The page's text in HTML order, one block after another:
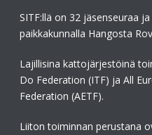
SITF:llä on 32 jäsenseuraa
paikkakunnalla Hangosta
Lajillisina kattojärjestöinä
Do Federation (ITF) ja All
Federation (AETF).
Liiton toiminnan perustana